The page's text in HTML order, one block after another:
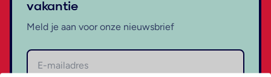
vakantie
Meld je aan voor onze nieuwsbrief